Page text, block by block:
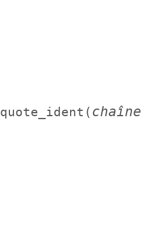
quote_ident( chaîne